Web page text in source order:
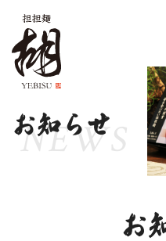
お知らせ
お